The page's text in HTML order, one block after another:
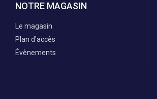
NOTRE MAGASIN
Le magasin
Plan d'accès
Évènements